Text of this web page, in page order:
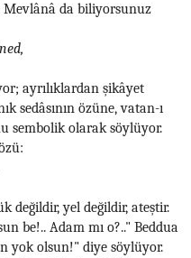
Mevlânâ da biliyorsunuz
ayrılıklardan şikâyet
sedâsının özüne, vatan-ı
sembolik olarak söylüyor.
değildir, yel değildir, ateştir.
be!.. Adam mı o?.." Beddua
yok olsun!" diye söylüyor.